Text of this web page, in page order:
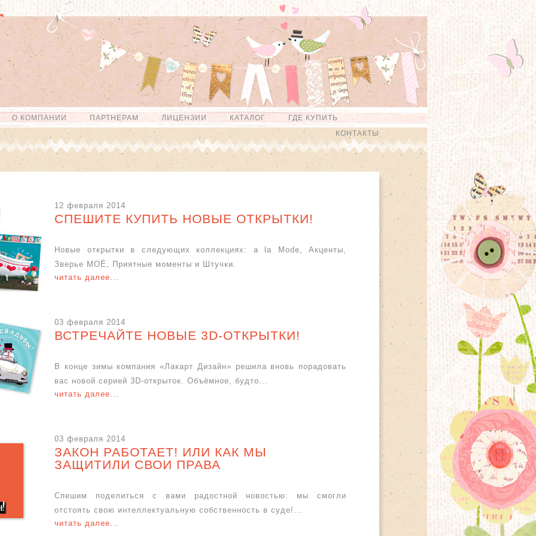
О КОМПАНИИ ПАРТНЕРАМ ЛИЦЕНЗИИ КАТАЛОГ
ГДЕ КУПИТЬ
КОНТАКТЫ
12 февраля 2014
СПЕШИТЕ КУПИТЬ НОВЫЕ ОТКРЫТКИ!
Новые открытки в следующих коллекциях: a la Mode, Акценты,
Зверье МОЁ, Приятные моменты и Штучки.
читать далее...
03 февраля 2014
ВСТРЕЧАЙТЕ НОВЫЕ 3D-ОТКРЫТКИ!
В конце зимы компания «Лакарт Дизайн» решила вновь порадовать
вас новой серией 3D-открыток. Объёмное, будто...
читать далее...
03 февраля 2014
ЗАКОН РАБОТАЕТ! ИЛИ КАК МЫ
ЗАЩИТИЛИ СВОИ ПРАВА
Спешим поделиться с вами радостной новостью: мы смогли
отстоять свою интеллектуальную собственность в суде!...
читать далее...